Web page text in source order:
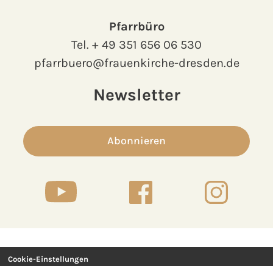
Pfarrbüro
Tel. + 49 351 656 06 530
pfarrbuero@frauenkirche-dresden.de
Newsletter
Abonnieren
Kontakt
Cookie-Einstellungen